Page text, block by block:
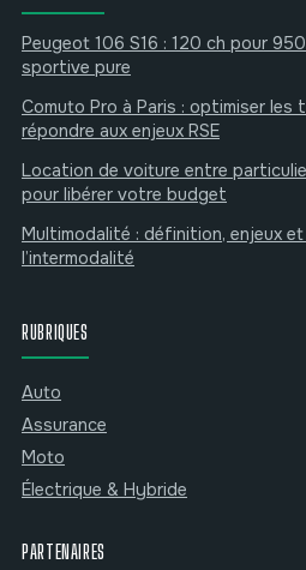
Peugeot 106 S16 : 120 ch pour
sportive pure
Comuto Pro à Paris : optimiser
répondre aux enjeux RSE
Location de voiture entre
pour libérer votre budget
Multimodalité : définition, enjeux
l’intermodalité
RUBRIQUES
Auto
Assurance
Moto
Électrique & Hybride
PARTENAIRES